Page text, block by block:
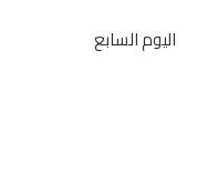
اليوم السابع